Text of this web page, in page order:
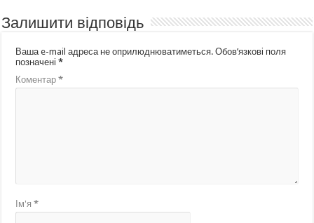
Залишити відповідь
Ваша e-mail адреса не оприлюднюватиметься. Обов’язкові поля
позначені*
Коментар*
Ім'я*